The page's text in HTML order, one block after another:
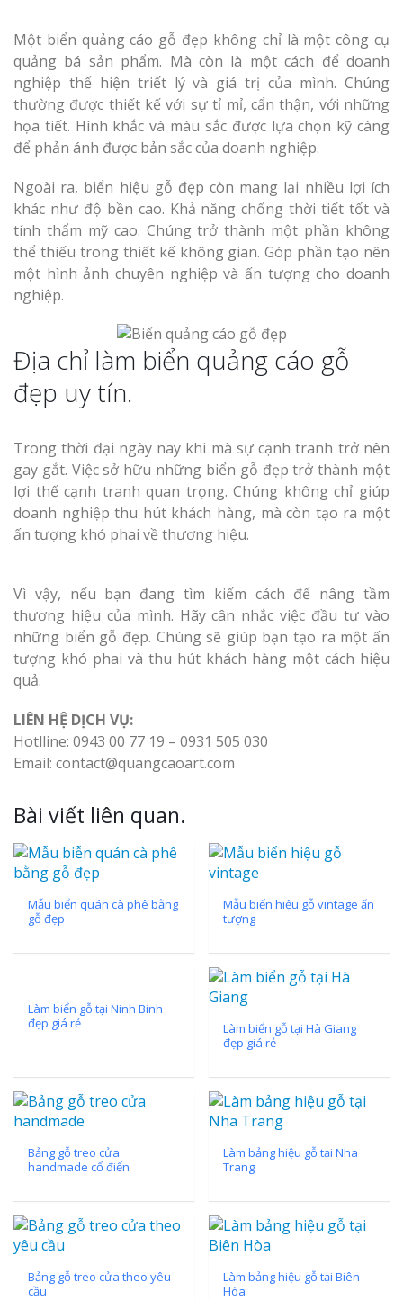
Một biển quảng cáo gỗ đẹp không chỉ là một công cụ
quảng bá sản phẩm. Mà còn là một cách để doanh
nghiệp thể hiện triết lý và giá trị của mình. Chúng
thường được thiết kế với sự tỉ mỉ, cẩn thận, với những
họa tiết. Hình khắc và màu sắc được lựa chọn kỹ càng
để phản ánh được bản sắc của doanh nghiệp.
Ngoài ra, biển hiệu gỗ đẹp còn mang lại nhiều lợi ích
khác như độ bền cao. Khả năng chống thời tiết tốt và
tính thẩm mỹ cao. Chúng trở thành một phần không
thể thiếu trong thiết kế không gian. Góp phần tạo nên
một hình ảnh chuyên nghiệp và ấn tượng cho doanh
nghiệp.
Địa chỉ làm biển quảng cáo gỗ
đẹp uy tín.
Trong thời đại ngày nay khi mà sự cạnh tranh trở nên
gay gắt. Việc sở hữu những biển gỗ đẹp trở thành một
lợi thế cạnh tranh quan trọng. Chúng không chỉ giúp
doanh nghiệp thu hút khách hàng, mà còn tạo ra một
ấn tượng khó phai về thương hiệu.
Vì vậy, nếu bạn đang tìm kiếm cách để nâng tầm
thương hiệu của mình. Hãy cân nhắc việc đầu tư vào
những biển gỗ đẹp. Chúng sẽ giúp bạn tạo ra một ấn
tượng khó phai và thu hút khách hàng một cách hiệu
quả.
LIÊN HỆ DỊCH VỤ:
Hotlline: 0943 00 77 19 – 0931 505 030
Email: contact@quangcaoart.com
Bài viết liên quan.
Mẫu biển quán cà phê bằng
gỗ đẹp
Mẫu biển hiệu gỗ vintage ấn
tượng
Làm biển gỗ tại Ninh Binh
đẹp giá rẻ
Làm biển gỗ tại Hà Giang
đẹp giá rẻ
Bảng gỗ treo cửa
handmade cổ điển
Làm bảng hiệu gỗ tại Nha
Trang
Bảng gỗ treo cửa theo yêu
cầu
Làm bảng hiệu gỗ tại Biên
Hòa